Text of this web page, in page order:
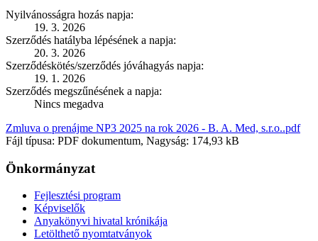
Nyilvánosságra hozás napja:
19. 3. 2026
Szerződés hatályba lépésének a napja:
20. 3. 2026
Szerződéskötés/szerződés jóváhagyás napja:
19. 1. 2026
Szerződés megszűnésének a napja:
Nincs megadva
Zmluva o prenájme NP3 2025 na rok 2026 - B. A. Med, s.r.o..pdf
Fájl típusa: PDF dokumentum, Nagyság: 174,93 kB
Önkormányzat
Fejlesztési program
Képviselők
Anyakönyvi hivatal krónikája
Letölthető nyomtatványok